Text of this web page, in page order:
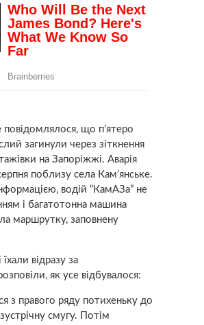
повідомлялося, що п’ятеро
загинули через зіткнення
на Запоріжжі. Аварія
поблизу села Кам’янське.
водій “КамАЗа” не
і багатотонна машина
маршрутку, заповнену
відразу за
як усе відбувалося:
з правого ряду потихеньку до
смугу. Потім